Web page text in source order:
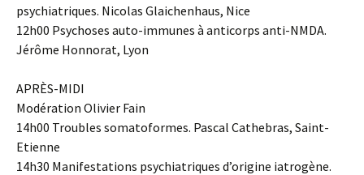
psychiatriques. Nicolas Glaichenhaus, Nice
12h00 Psychoses auto-immunes à anticorps anti-NMDA.
Jérôme Honnorat, Lyon
APRÈS-MIDI
Modération Olivier Fain
14h00 Troubles somatoformes. Pascal Cathebras, Saint-
Etienne
14h30 Manifestations psychiatriques d’origine iatrogène.